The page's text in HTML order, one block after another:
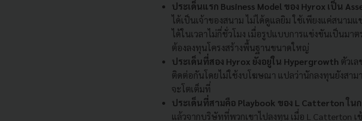
ประเด็นแรก Business Model ของ Hyrox เป็น
ได้เป็นเจ้าของสนาม ไม่ได้ดูแลยิม ใช้เพียงแค่สนามแ
ได้ในเวลาไม่กี่ชั่วโมง เมื่อรูปแบบการแข่งขันเป็นมาต
ต้องลงทุนโครงสร้างพื้นฐานขนาดใหญ่
ประเด็นที่สอง Hyrox ยังอยู่ใน Hypergrowth ตัวเ
ติดต่อกันโดยไม่ใช้งบโฆษณา แปลว่านักลงทุนยังสาม
จะโตเต็มที่
ประเด็นที่สามคือ Playbook ของ L Catterton ใน
แล้วจากบริษัทที่พวกเขาไปลงทุน เมื่อ L Catterton เ